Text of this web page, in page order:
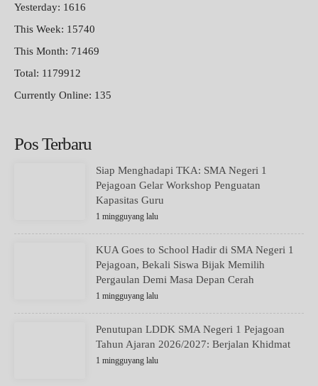
Yesterday: 1616
This Week: 15740
This Month: 71469
Total: 1179912
Currently Online: 135
Pos Terbaru
Siap Menghadapi TKA: SMA Negeri 1
Pejagoan Gelar Workshop Penguatan
Kapasitas Guru
1 mingguyang lalu
KUA Goes to School Hadir di SMA Negeri 1
Pejagoan, Bekali Siswa Bijak Memilih
Pergaulan Demi Masa Depan Cerah
1 mingguyang lalu
Penutupan LDDK SMA Negeri 1 Pejagoan
Tahun Ajaran 2026/2027: Berjalan Khidmat
1 mingguyang lalu